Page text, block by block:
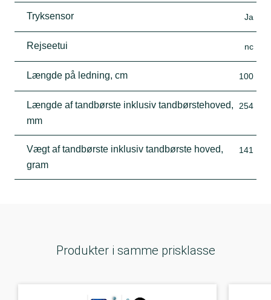
Tryksensor Ja
Rejseetui nc
Længde på ledning, cm 100
Længde af tandbørste inklusiv tandbørstehoved,
mm
254
Vægt af tandbørste inklusiv tandbørste hoved,
gram
141
Produkter i samme prisklasse